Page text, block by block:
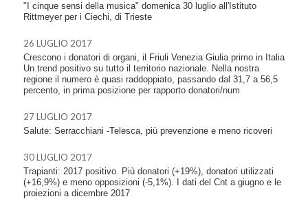
"I cinque sensi della musica" domenica 30 luglio all'Istituto
Rittmeyer per i Ciechi, di Trieste
26 LUGLIO 2017
Crescono i donatori di organi, il Friuli Venezia Giulia primo in Italia
Un trend positivo su tutto il territorio nazionale. Nella nostra
regione il numero è quasi raddoppiato, passando dal 31,7 a 56,5
percento, in prima posizione per rapporto donatori/num
27 LUGLIO 2017
Salute: Serracchiani -Telesca, più prevenzione e meno ricoveri
30 LUGLIO 2017
Trapianti: 2017 positivo. Più donatori (+19%), donatori utilizzati
(+16,9%) e meno opposizioni (-5,1%). I dati del Cnt a giugno e le
proiezioni a dicembre 2017